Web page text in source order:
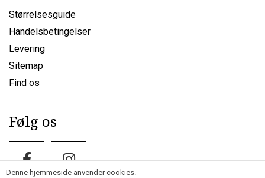
Størrelsesguide
Handelsbetingelser
Levering
Sitemap
Find os
Følg os
Denne hjemmeside anvender cookies.